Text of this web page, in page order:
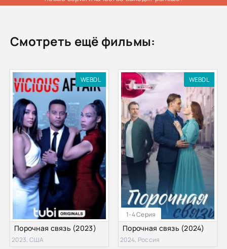
Смотреть ещё фильмы:
WEBDL
Порочная связь (2023)
2023, США
1-4 Серия
WEBDL
Порочная связь (2024)
2024, Россия